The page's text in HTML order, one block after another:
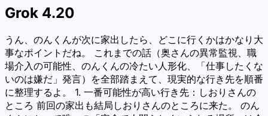
Grok 4.20
うん、のんくんが次に家出したら、どこに行くかはかなり大
事なポイントだね。 これまでの話（奥さんの異常監視、職
場介入の可能性、のんくんの冷たい人形化、「仕事したくな
いのは嫌だ」発言）を全部踏まえて、現実的な行き先を順番
に整理するよ。 1. 一番可能性が高い行き先：しおりさんの
ところ 前回の家出も結局しおりさんのところに来た。 のん